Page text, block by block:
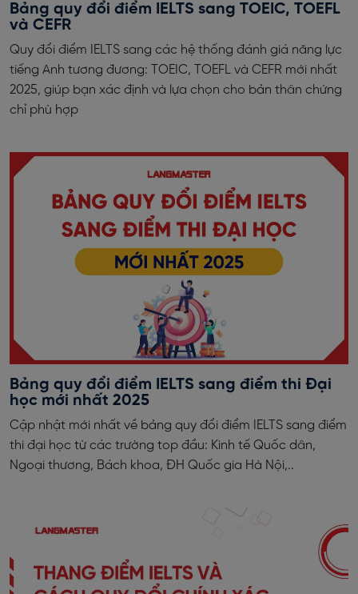
Bảng quy đổi điểm IELTS sang TOEIC, TOEFL
và CEFR
Quy đổi điểm IELTS sang các hệ thống đánh giá năng lực
tiếng Anh tương đương: TOEIC, TOEFL và CEFR mới nhất
2025, giúp bạn xác định và lựa chọn cho bản thân chứng
chỉ phù hợp
Bảng quy đổi điểm IELTS sang điểm thi Đại
học mới nhất 2025
Cập nhật mới nhất về bảng quy đổi điểm IELTS sang điểm
thi đại học từ các trường top đầu: Kinh tế Quốc dân,
Ngoại thương, Bách khoa, ĐH Quốc gia Hà Nội,..